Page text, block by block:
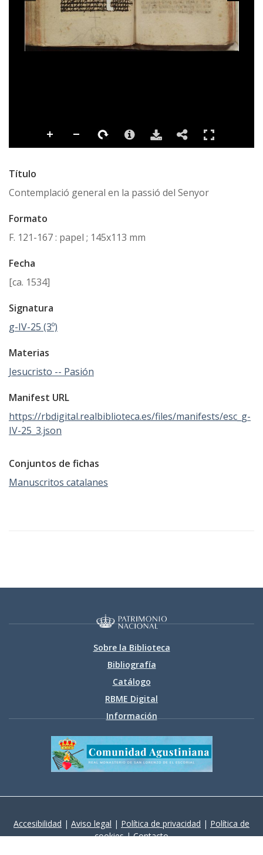
Título
Contemplació general en la passió del Senyor
Formato
F. 121-167 : papel ; 145x113 mm
Fecha
[ca. 1534]
Signatura
g-IV-25 (3º)
Materias
Jesucristo -- Pasión
Manifest URL
https://rbdigital.realbiblioteca.es/files/manifests/esc_g-
IV-25_3.json
Conjuntos de fichas
Manuscritos catalanes
Sobre la Biblioteca
Bibliografía
Catálogo
RBME Digital
Información
Accesibilidad | Aviso legal | Política de privacidad | Política de
cookies|Contacto